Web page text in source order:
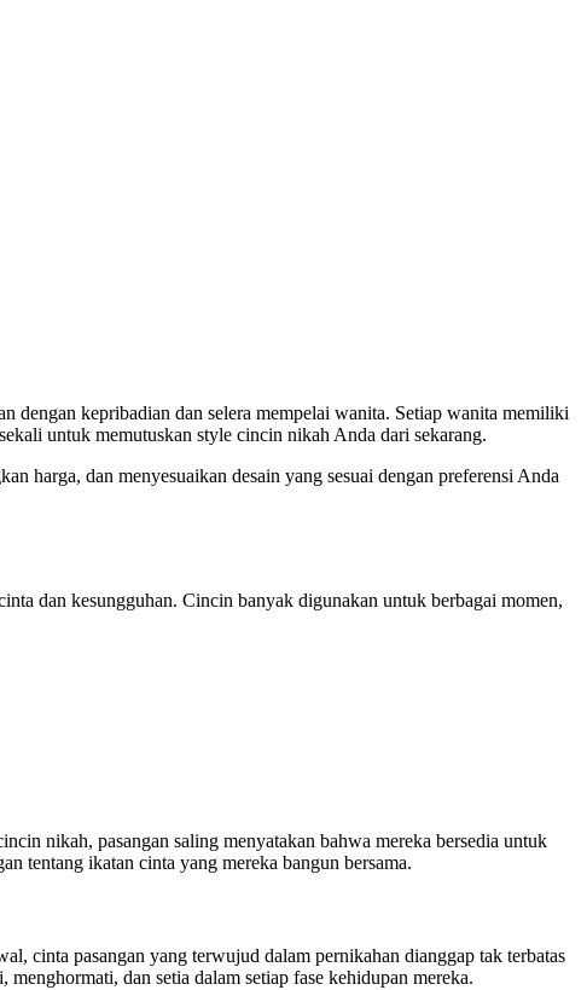
untuk memutuskan style cincin nikah Anda dari sekarang.
harga, dan menyesuaikan desain yang sesuai dengan preferensi Anda
dan kesungguhan. Cincin banyak digunakan untuk berbagai momen,
nikah, pasangan saling menyatakan bahwa mereka bersedia untuk
tentang ikatan cinta yang mereka bangun bersama.
cinta pasangan yang terwujud dalam pernikahan dianggap tak terbatas
dan setia dalam setiap fase kehidupan mereka.